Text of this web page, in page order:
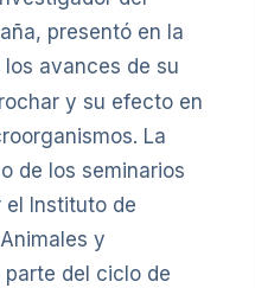
presentó en la
los avances de su
y su efecto en
La
de los seminarios
el Instituto de
y
del ciclo de